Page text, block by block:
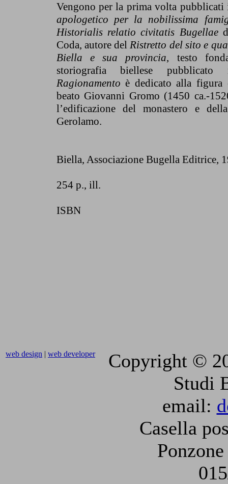
Vengono per la prima volta
apologetico per la nobilissima
Historialis relatio civitatis Bugellae
Coda, autore delRistretto del sito e
Biella e sua provincia, testo
storiografia biellese
Ragionamento è dedicato alla figura
beato Giovanni Gromo (1450 ca.-
l’edificazione del monastero e
Gerolamo.
Biella, Associazione Bugella Editrice,
254 p., ill.
ISBN
web design | web developer
Copyright ©
Studi
email:
Casella